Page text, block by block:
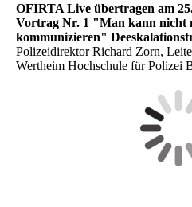
OFIRTA Live übertragen am
Vortrag Nr. 1 "Man kann nicht
kommunizieren"
Polizeidirektor Richard Zorn,
Wertheim Hochschule für Polizei